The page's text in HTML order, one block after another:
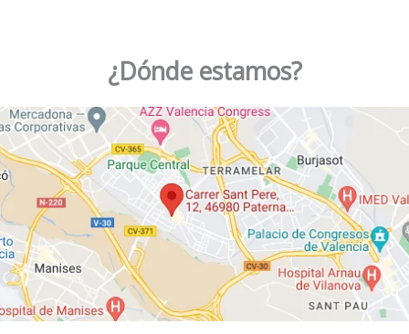
¿Dónde estamos?